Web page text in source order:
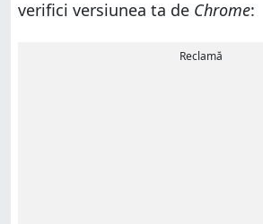
verifici versiunea ta de Chrome:
Reclamă